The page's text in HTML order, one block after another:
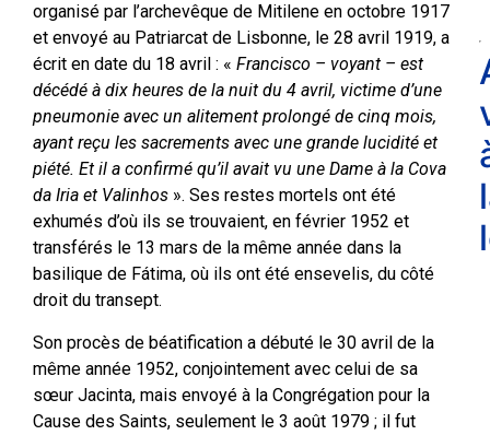
organisé par l’archevêque de Mitilene en octobre 1917
et envoyé au Patriarcat de Lisbonne, le 28 avril 1919, a
écrit en date du 18 avril : « Francisco – voyant – est
décédé à dix heures de la nuit du 4 avril, victime d’une
pneumonie avec un alitement prolongé de cinq mois,
ayant reçu les sacrements avec une grande lucidité et
piété. Et il a confirmé qu’il avait vu une Dame à la Cova
da Iria et Valinhos ». Ses restes mortels ont été
exhumés d’où ils se trouvaient, en février 1952 et
transférés le 13 mars de la même année dans la
basilique de Fátima, où ils ont été ensevelis, du côté
droit du transept.
Son procès de béatification a débuté le 30 avril de la
même année 1952, conjointement avec celui de sa
sœur Jacinta, mais envoyé à la Congrégation pour la
Cause des Saints, seulement le 3 août 1979 ; il fut